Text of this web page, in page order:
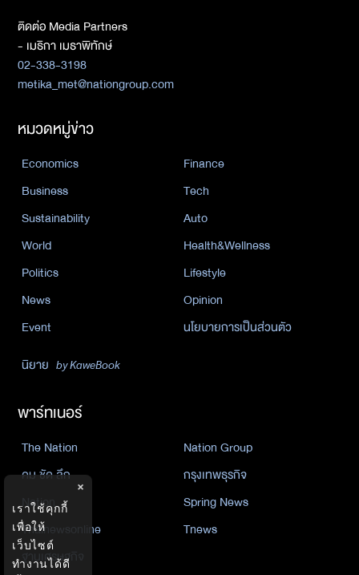
ติดต่อ Media Partners
- เมธิกา เมธาพิทักษ์
02-338-3198
metika_met@nationgroup.com
หมวดหมู่ข่าว
Economics
Finance
Business
Tech
Sustainability
Auto
World
Health&Wellness
Politics
Lifestyle
News
Opinion
Event
นโยบายการเป็นส่วนตัว
นิยาย by KaweBook
พาร์ทเนอร์
The Nation
Nation Group
คม ชัด ลึก
กรุงเทพธุรกิจ
Nation
Spring News
Thainewsonline
Tnews
ฐานเศรษฐกิจ
×
เราใช้คุกกี้
เพื่อให้
เว็บไซต์
ทำงานได้ดี